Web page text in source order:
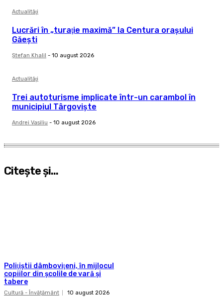
Actualităţi
Lucrări în „turaţie maximă” la Centura oraşului
Găeşti
Ştefan Khalil - 10 august 2026
Actualităţi
Trei autoturisme implicate într-un carambol în
municipiul Târgovişte
Andrei Vasiliu - 10 august 2026
Citeşte şi...
Poliţiştii dâmboviţeni, în mijlocul
copiilor din şcolile de vară şi
tabere
Cultură - Învățământ 10 august 2026